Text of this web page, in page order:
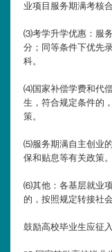
业项目服务期满考核
⑶考学升学优惠：服
分；同等条件下优先
科。
⑷国家补偿学费和代
生，符合规定条件的
策。
⑸服务期满自主创业
保和贴息等有关政策。
⑹其他：各基层就业
的，按照规定转接社
鼓励高校毕业生应征